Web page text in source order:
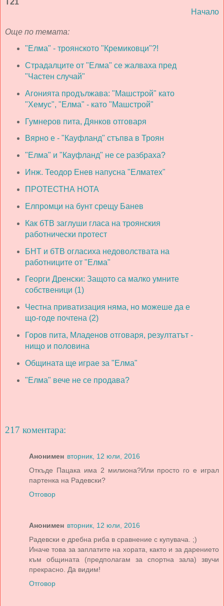
Т21
Начало
Още по темата:
"Елма" - троянското "Кремиковци"?!
Страдалците от "Елма" се жалваха пред
"Частен случай"
Агонията продължава: "Машстрой" като
"Хемус", "Елма" - като "Машстрой"
Гумнеров пита, Дянков отговаря
Вярно е - "Кауфланд" стъпва в Троян
"Елма" и "Кауфланд" не се разбраха?
Инж. Теодор Енев напусна "Елматех"
ПРОТЕСТНА НОТА
Елпромци на бунт срещу Банев
Как бТВ заглуши гласа на троянския
работнически протест
БНТ и бТВ огласиха недоволствата на
работниците от "Елма"
Георги Дренски: Защото са малко умните
собственици (1)
Честна приватизация няма, но можеше да е
що-годе почтена (2)
Горов пита, Младенов отговаря, резултатът -
нищо и половина
Общината ще играе за "Елма"
"Елма" вече не се продава?
217 коментара:
Анонимен вторник, 12 юли, 2016
Откъде Пацака има 2 милиона?Или просто го е играл
партенка на Радевски?
Отговор
Анонимен вторник, 12 юли, 2016
Радевски е дребна риба в сравнение с купувача. ;)
Иначе това за заплатите на хората, както и за дарението
към общината (предполагам за спортна зала) звучи
прекрасно. Да видим!
Отговор